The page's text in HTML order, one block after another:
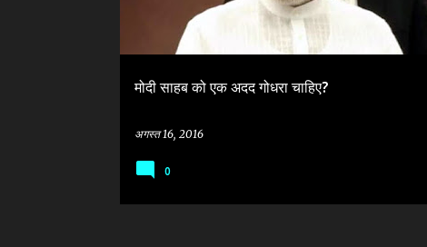
मोदी साहब को एक अदद गोधरा चाहिए?
अगस्त 16, 2016
0